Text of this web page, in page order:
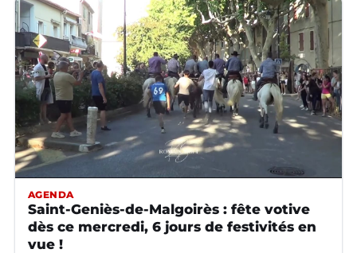
AGENDA
Saint-Geniès-de-Malgoirès : fête votive
dès ce mercredi, 6 jours de festivités en
vue !